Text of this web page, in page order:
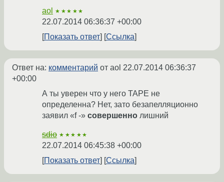
aol ★★★★★
22.07.2014 06:36:37 +00:00
Показать ответ
Ссылка
Ответ на: комментарий от aol 22.07.2014 06:36:37
+00:00
А ты уверен что у него TAPE не
определенна? Нет, зато безапелляционно
заявил «f -» совершенно лишний
sdio ★★★★★
22.07.2014 06:45:38 +00:00
Показать ответ
Ссылка